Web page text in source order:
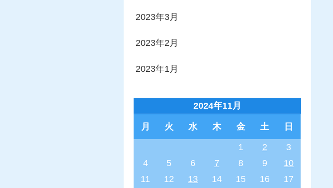
2023年3月
2023年2月
2023年1月
2024年11月
月 火 水 木 金 土 日
1 2
3
4
5 6 7 8 9
10
11
12 13 14 15 16
17